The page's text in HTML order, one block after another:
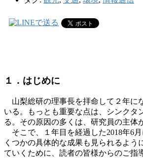
１．はじめに
山梨総研の理事長を拝命して２年に
いる。もっとも重要な点は、シンクタ
る。その原因の多くは、研究員の主体
そこで、１年目を経過した2018年6
くつかの具体的な成果も見られるよ
ていくために、読者の皆様からのご指